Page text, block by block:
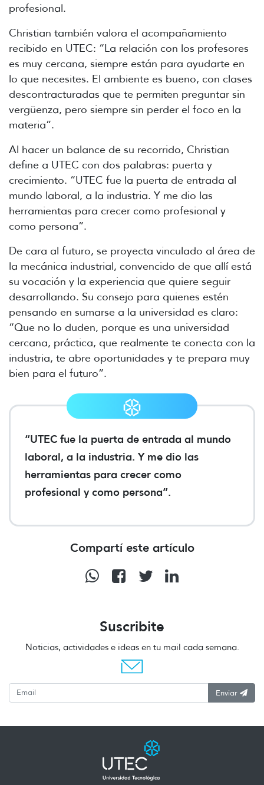
profesional.
Christian también valora el acompañamiento
recibido en UTEC: “La relación con los profesores
es muy cercana, siempre están para ayudarte en
lo que necesites. El ambiente es bueno, con clases
descontracturadas que te permiten preguntar sin
vergüenza, pero siempre sin perder el foco en la
materia”.
Al hacer un balance de su recorrido, Christian
define a UTEC con dos palabras: puerta y
crecimiento. “UTEC fue la puerta de entrada al
mundo laboral, a la industria. Y me dio las
herramientas para crecer como profesional y
como persona”.
De cara al futuro, se proyecta vinculado al área de
la mecánica industrial, convencido de que allí está
su vocación y la experiencia que quiere seguir
desarrollando. Su consejo para quienes estén
pensando en sumarse a la universidad es claro:
“Que no lo duden, porque es una universidad
cercana, práctica, que realmente te conecta con la
industria, te abre oportunidades y te prepara muy
bien para el futuro”.
“UTEC fue la puerta de entrada al mundo
laboral, a la industria. Y me dio las
herramientas para crecer como
profesional y como persona”.
Compartí este artículo
Suscribite
Noticias, actividades e ideas en tu mail cada semana.
Enviar